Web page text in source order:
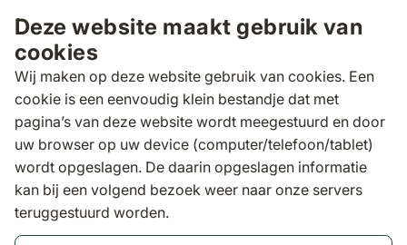
Deze website maakt gebruik van
cookies
Wij maken op deze website gebruik van cookies. Een
cookie is een eenvoudig klein bestandje dat met
pagina’s van deze website wordt meegestuurd en door
uw browser op uw device (computer/telefoon/tablet)
wordt opgeslagen. De daarin opgeslagen informatie
kan bij een volgend bezoek weer naar onze servers
teruggestuurd worden.
Zoeken
Binnen 3 dagengratis
Loungesets
Garden Collections Amico hoek
loungeset 5-delig